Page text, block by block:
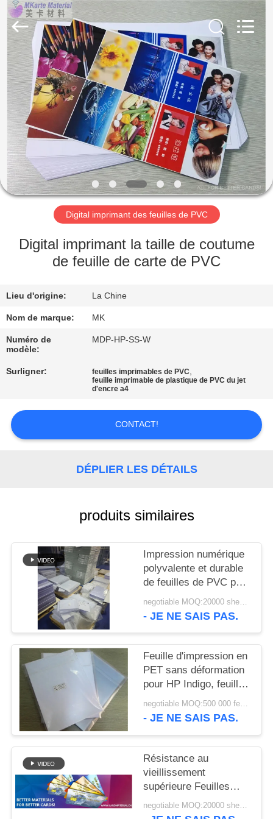
À
LA
MAISON
PRODUITS
VIDÉOS
PROPOS
VISITE
DE
L'USINE
CONTRÔLE
DE
LA
CONTACTER
NOUVELLES
DEMANDEZ
UN DEVIS
PLAN
DU
SITE
PRIVACY
POLICY
MKarte
Material
Technology
(Tianjin)
Limited.
Rights
Reserved.
Digital imprimant des feuilles de PVC
Digital imprimant la taille de coutume
de feuille de carte de PVC
Lieu d'origine: La Chine
Nom de marque: MK
Numéro de
modèle:
MDP-HP-SS-W
Surligner: feuilles imprimables de PVC,
feuille imprimable de plastique de PVC du jet
d'encre a4
CONTACT!
DÉPLIER LES DÉTAILS
produits similaires
Impression numérique
polyvalente et durable
de feuilles de PVC pour
la production de cartes
d'identité intelligentes
negotiable MOQ:20000 sheets or 2 tons
- JE NE SAIS PAS.
Feuille d'impression en
PET sans déformation
pour HP Indigo, feuille
d'impression de carte
en PET, feuille de carte
M-PET-HIP
negotiable MOQ:500 000 feuilles par mois
- JE NE SAIS PAS.
Résistance au
vieillissement
supérieure Feuilles
imprimables en PVC
revêtues d'encre
negotiable MOQ:20000 sheets or 2 tons